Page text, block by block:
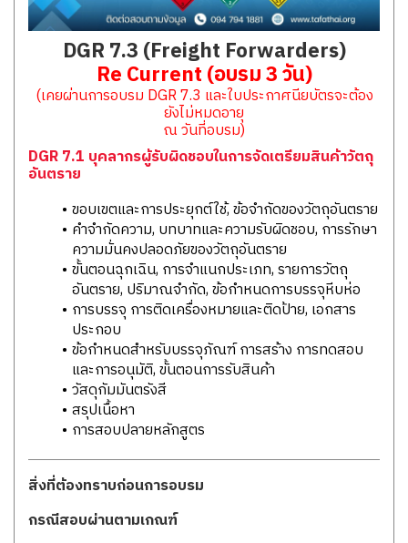
DGR 7.3 (Freight Forwarders)
Re Current (อบรม 3 วัน)
(เคยผ่านการอบรม DGR 7.3 และใบประกาศนียบัตรจะต้อง
ยังไม่หมดอายุ
ณ วันที่อบรม)
DGR 7.1 บุคลากรผู้รับผิดชอบในการจัดเตรียมสินค้าวัตถุ
อันตราย
ขอบเขตและการประยุกต์ใช้, ข้อจำกัดของวัตถุอันตราย
คำจำกัดความ, บทบาทและความรับผิดชอบ, การรักษา
ความมั่นคงปลอดภัยของวัตถุอันตราย
ขั้นตอนฉุกเฉิน, การจำแนกประเภท, รายการวัตถุ
อันตราย, ปริมาณจำกัด, ข้อกำหนดการบรรจุหีบห่อ
การบรรจุ การติดเครื่องหมายและติดป้าย, เอกสาร
ประกอบ
ข้อกำหนดสำหรับบรรจุภัณฑ์ การสร้าง การทดสอบ
และการอนุมัติ, ขั้นตอนการรับสินค้า
วัสดุกัมมันตรังสี
สรุปเนื้อหา
การสอบปลายหลักสูตร
สิ่งที่ต้องทราบก่อนการอบรม
กรณีสอบผ่านตามเกณฑ์